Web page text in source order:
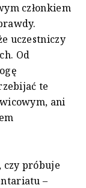
członkiem
uczestniczy
Od
te
ani
czy próbuje
–